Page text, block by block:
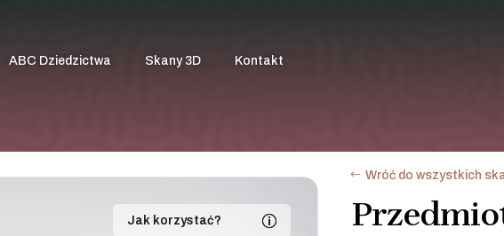
ABC Dziedzictwa Skany 3D Kontakt
Jak korzystać?
Wróć do wszystkich